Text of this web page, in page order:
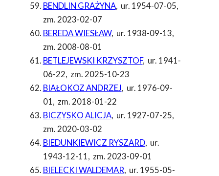
BENDLIN GRAŻYNA, ur. 1954-07-05,
zm. 2023-02-07
BEREDA WIESŁAW, ur. 1938-09-13,
zm. 2008-08-01
BETLEJEWSKI KRZYSZTOF, ur. 1941-
06-22, zm. 2025-10-23
BIAŁOKOZ ANDRZEJ, ur. 1976-09-
01, zm. 2018-01-22
BICZYSKO ALICJA, ur. 1927-07-25,
zm. 2020-03-02
BIEDUNKIEWICZ RYSZARD, ur.
1943-12-11, zm. 2023-09-01
BIELECKI WALDEMAR, ur. 1955-05-